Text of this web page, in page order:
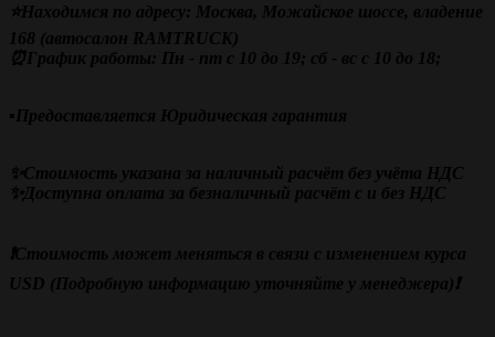
⭐Находимся по адресу: Москва, Можайское шоссе, владение
168 (автосалон RAMTRUCK)
⏰График работы: Пн - пт с 10 до 19; сб - вс с 10 до 18;
▪️Предоставляется Юридическая гарантия
✨Стоимость указана за наличный расчёт без учёта НДС
✨Доступна оплата за безналичный расчёт с и без НДС
❗️Стоимость может меняться в связи с изменением курса
USD (Подробную информацию уточняйте у менеджера)❗️